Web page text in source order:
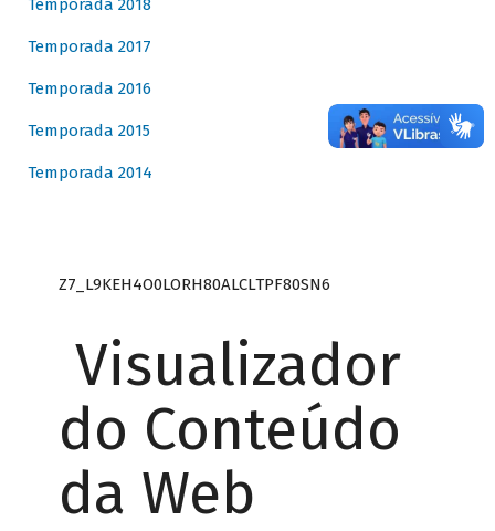
Temporada 2018
Temporada 2017
Temporada 2016
Temporada 2015
Temporada 2014
Z7_L9KEH4O0LORH80ALCLTPF80SN6
Visualizador
do Conteúdo
da Web